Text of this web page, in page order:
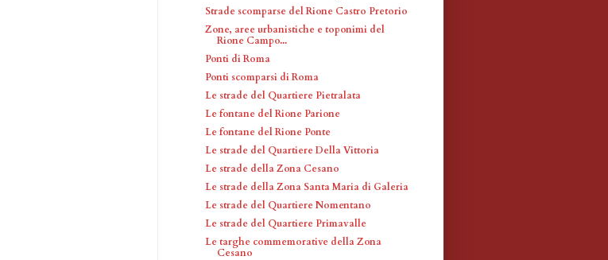
Strade scomparse del Rione Castro Pretorio
Zone, aree urbanistiche e toponimi del
Rione Campo...
Ponti di Roma
Ponti scomparsi di Roma
Le strade del Quartiere Pietralata
Le fontane del Rione Parione
Le fontane del Rione Ponte
Le strade del Quartiere Della Vittoria
Le strade della Zona Cesano
Le strade della Zona Santa Maria di Galeria
Le strade del Quartiere Nomentano
Le strade del Quartiere Primavalle
Le targhe commemorative della Zona
Cesano